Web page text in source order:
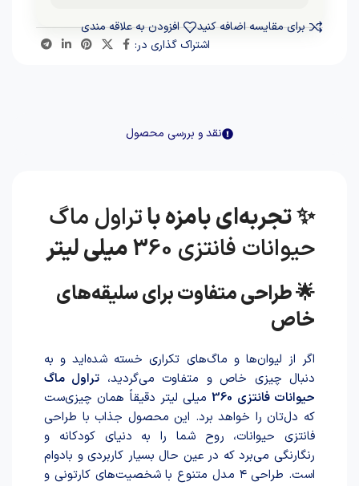
برای مقایسه اضافه کنید
افزودن به علاقه مندی
اشتراک گذاری در:
نقد و بررسی محصول
✨ تجربه‌ای بامزه باتراول ماگ
حیوانات فانتزی 360
میلی لیتر
🌟 طراحی متفاوت برای سلیقه‌های
خاص
اگر از لیوان‌ها و ماگ‌های تکراری خسته شده‌اید و به
دنبال چیزی خاص و متفاوت می‌گردید، تراول ماگ
حیوانات فانتزی 360
میلی لیتر دقیقاً همان چیزی‌ست
که دل‌تان را خواهد برد. این محصول جذاب با طراحی
فانتزی حیوانات، روح شما را به دنیای کودکانه و
رنگارنگی می‌برد که در عین حال بسیار کاربردی و بادوام
است. طراحی ۴ مدل متنوع با شخصیت‌های کارتونی و